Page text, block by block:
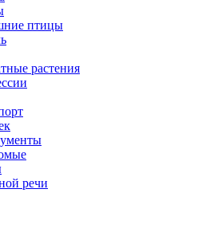
птицы
растения
речи